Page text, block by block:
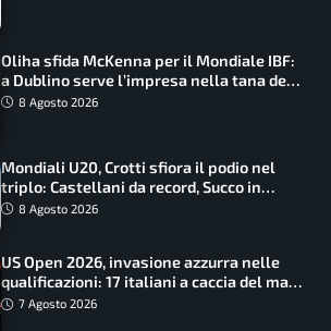
Oliha sfida McKenna per il Mondiale IBF:
a Dublino serve l’impresa nella tana del
lupo8 Agosto 2026
Mondiali U20, Crotti sfiora il podio nel
triplo: Castellani da record, Succo in
finale
8 Agosto 2026
US Open 2026, invasione azzurra nelle
qualificazioni: 17 italiani a caccia del main
draw7 Agosto 2026